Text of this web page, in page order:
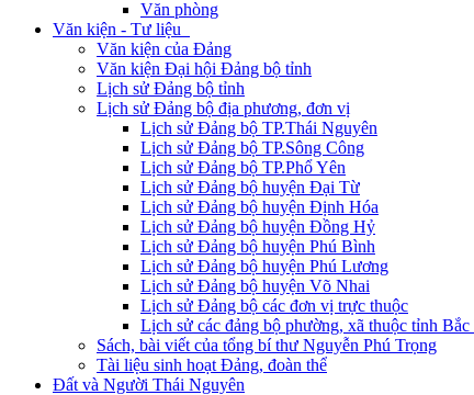
Văn phòng
Văn kiện - Tư liệu
Văn kiện của Đảng
Văn kiện Đại hội Đảng bộ tỉnh
Lịch sử Đảng bộ tỉnh
Lịch sử Đảng bộ địa phương, đơn vị
Lịch sử Đảng bộ TP.Thái Nguyên
Lịch sử Đảng bộ TP.Sông Công
Lịch sử Đảng bộ TP.Phổ Yên
Lịch sử Đảng bộ huyện Đại Từ
Lịch sử Đảng bộ huyện Định Hóa
Lịch sử Đảng bộ huyện Đồng Hỷ
Lịch sử Đảng bộ huyện Phú Bình
Lịch sử Đảng bộ huyện Phú Lương
Lịch sử Đảng bộ huyện Võ Nhai
Lịch sử Đảng bộ các đơn vị trực thuộc
Lịch sử các đảng bộ phường, xã thuộc tỉnh
Sách, bài viết của tổng bí thư Nguyễn Phú Trọng
Tài liệu sinh hoạt Đảng, đoàn thể
Đất và Người Thái Nguyên